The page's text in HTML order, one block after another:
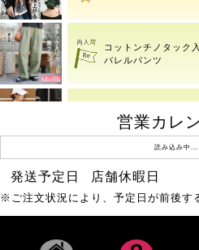
コットンチノタック
バレルパンツ
ワッフルベストフェ
レイヤードプルオー
バタフライ＆ラインス
ーン2連バングル
営業カレ
読み込み中...
発送予定日 店舗休暇日
※ご注文状況により、予定日が前後す